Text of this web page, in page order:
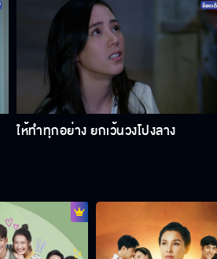
ให้ทำทุกอย่าง ยกเว้นวงโปงลาง